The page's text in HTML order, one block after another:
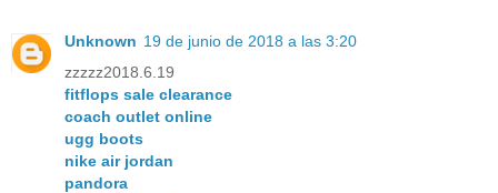
Unknown 19 de junio de 2018 a las 3:20
zzzzz2018.6.19
fitflops sale clearance
coach outlet online
ugg boots
nike air jordan
pandora